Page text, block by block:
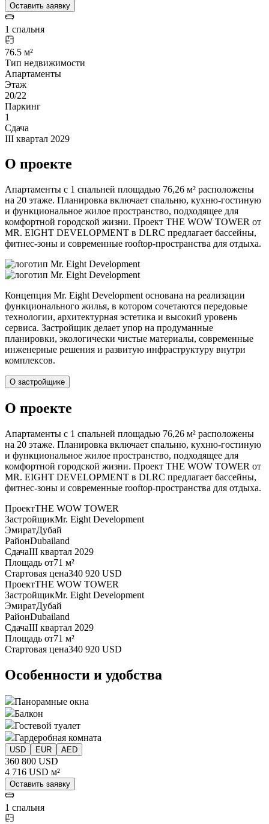
Оставить заявку
1 спальня
76.5 м²
Тип недвижимости
Апартаменты
Этаж
20/22
Паркинг
1
Сдача
III квартал 2029
О проекте
Апартаменты с 1 спальней площадью 76,26 м² расположены
на 20 этаже. Планировка включает спальню, кухню-гостиную
и функциональное жилое пространство, подходящее для
комфортной городской жизни. Проект THE WOW TOWER от
MR. EIGHT DEVELOPMENT в DLRC предлагает бассейны,
фитнес-зоны и современные rooftop-пространства для отдыха.
Концепция Mr. Eight Development основана на реализации
функционального жилья, в котором сочетаются передовые
технологии, архитектурная эстетика и высокий уровень
сервиса. Застройщик делает упор на продуманные
планировки, экологически чистые материалы, современные
инженерные решения и развитую инфраструктуру внутри
комплексов.
О застройщике
О проекте
Апартаменты с 1 спальней площадью 76,26 м² расположены
на 20 этаже. Планировка включает спальню, кухню-гостиную
и функциональное жилое пространство, подходящее для
комфортной городской жизни. Проект THE WOW TOWER от
MR. EIGHT DEVELOPMENT в DLRC предлагает бассейны,
фитнес-зоны и современные rooftop-пространства для отдыха.
ПроектTHE WOW TOWER
ЗастройщикMr. Eight Development
ЭмиратДубай
РайонDubailand
СдачаIII квартал 2029
Площадь от71 м²
Стартовая цена340 920 USD
ПроектTHE WOW TOWER
ЗастройщикMr. Eight Development
ЭмиратДубай
РайонDubailand
СдачаIII квартал 2029
Площадь от71 м²
Стартовая цена340 920 USD
Особенности и удобства
Панорамные окна
Балкон
Гостевой туалет
Гардеробная комната
USD EUR AED
360 800 USD
4 716 USD м²
Оставить заявку
1 спальня